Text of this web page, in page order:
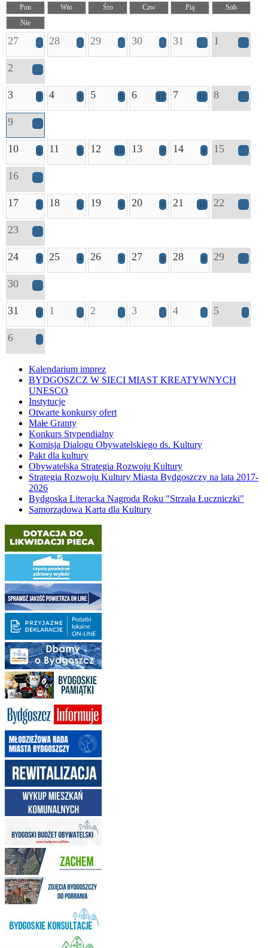
Pon Wto Śro Czw Pią
Sob
Nie
27 4 28 5 29 6 30 8 31 15 1 15
2 13
3 2 4 3 5 9 6 12 7 11 8 17
9 10
10 2 11 3 12 10 13 7 14 8 15 17
16 17
17 2 18 5 19 6 20 9 21 10 22 13
23 13
24 2 25 4 26 3 27 8 28 8 29 16
30 14
31 3 1 2 2 2 3 2 4 2 5 4
6 4
Kalendarium imprez
BYDGOSZCZ W SIECI MIAST KREATYWNYCH
UNESCO
Instytucje
Otwarte konkursy ofert
Małe Granty
Konkurs Stypendialny
Komisja Dialogu Obywatelskiego ds. Kultury
Pakt dla kultury
Obywatelska Strategia Rozwoju Kultury
Strategia Rozwoju Kultury Miasta Bydgoszczy na lata 2017-
2026
Bydgoska Literacka Nagroda Roku "Strzała Łuczniczki"
Samorządowa Karta dla Kultury